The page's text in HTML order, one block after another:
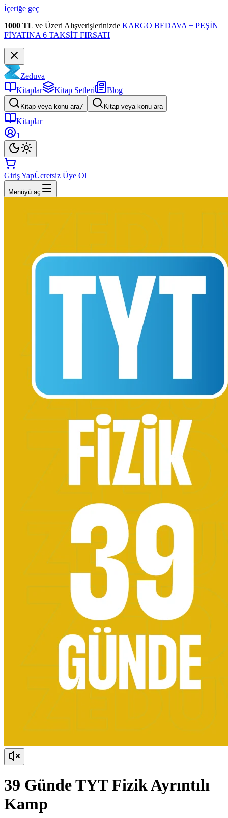
İçeriğe geç
1000 TL ve Üzeri Alışverişlerinizde KARGO BEDAVA + PEŞİN
FİYATINA 6 TAKSİT FIRSATI
Zeduva
Kitaplar
Kitap Setleri Blog
Kitap veya konu ara/ Kitap veya konu ara
Kitaplar
1
Giriş YapÜcretsiz Üye Ol
Menüyü aç
39 Günde TYT Fizik Ayrıntılı
Kamp